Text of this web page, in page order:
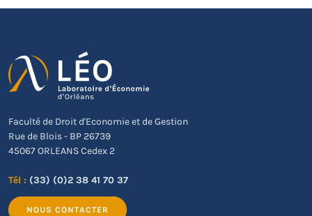
Faculté de Droit d'Economie et de Gestion
Rue de Blois - BP 26739
45067 ORLEANS Cedex 2
Tél : (33) (0)2 38 41 70 37
NOUS CONTACTER